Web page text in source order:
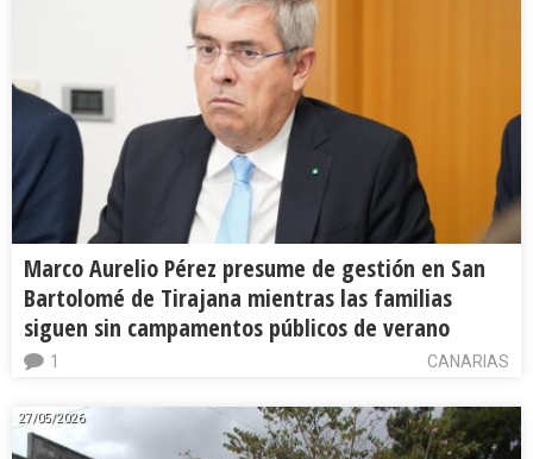
Marco Aurelio Pérez presume de gestión en San
Bartolomé de Tirajana mientras las familias
siguen sin campamentos públicos de verano
CANARIAS
1
27/05/2026